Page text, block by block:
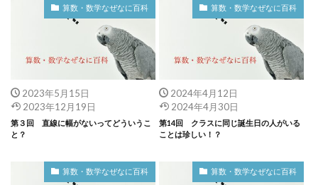
算数・数学なぜなに百科
2023年5月15日
2023年12月19日
第３回 直線に幅がないってどういうこ
と？
算数・数学なぜなに百科
2024年4月12日
2024年4月30日
第14回 クラスに同じ誕生日の人がいる
ことは珍しい！？
算数・数学なぜなに百科 算数・数学なぜなに百科